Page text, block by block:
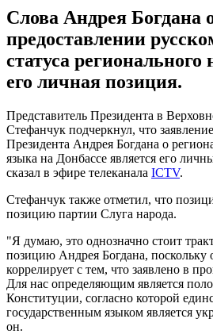
Слова Андрея Богдана
предоставлении
статуса регионального
его личная позиция.
Представитель Президента в
Стефанчук подчеркнул, что
Президента Андрея Богдана о
языка на Донбассе является его
сказал в эфире телеканала ICTV.
Стефанчук также отметил, что
позицию партии Слуга народа.
"Я думаю, это однозначно стоит
позицию Андрея Богдана, поскольку
коррелирует с тем, что заявлено в
Для нас определяющим является
Конституции, согласно которой
государственным языком является
он.